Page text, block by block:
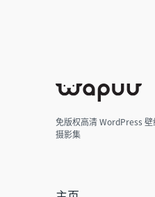
免版权高清 WordPress
摄影集